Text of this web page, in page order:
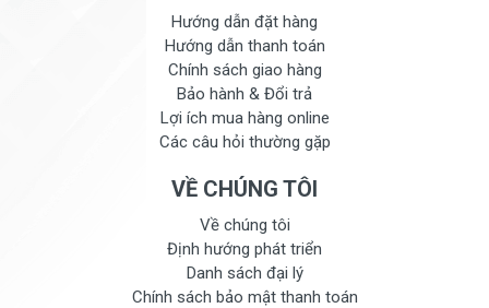
Hướng dẫn đặt hàng
Hướng dẫn thanh toán
Chính sách giao hàng
Bảo hành & Đổi trả
Lợi ích mua hàng online
Các câu hỏi thường gặp
VỀ CHÚNG TÔI
Về chúng tôi
Định hướng phát triển
Danh sách đại lý
Chính sách bảo mật thanh toán